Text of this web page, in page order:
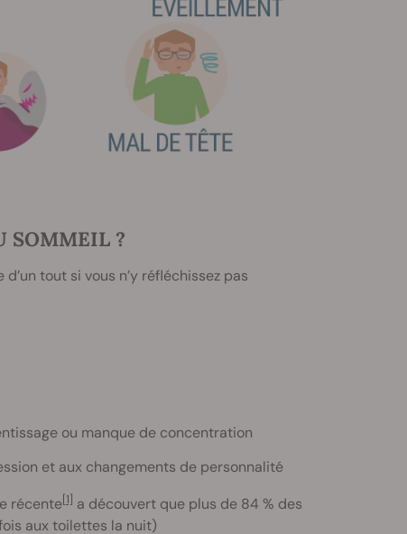
SOMMEIL ?
tout si vous n’y réfléchissez pas
ou manque de concentration
et aux changements de personnalité
récente[1] a découvert que plus de 84 % des
aux toilettes la nuit)